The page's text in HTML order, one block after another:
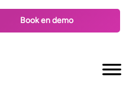
Book en demo